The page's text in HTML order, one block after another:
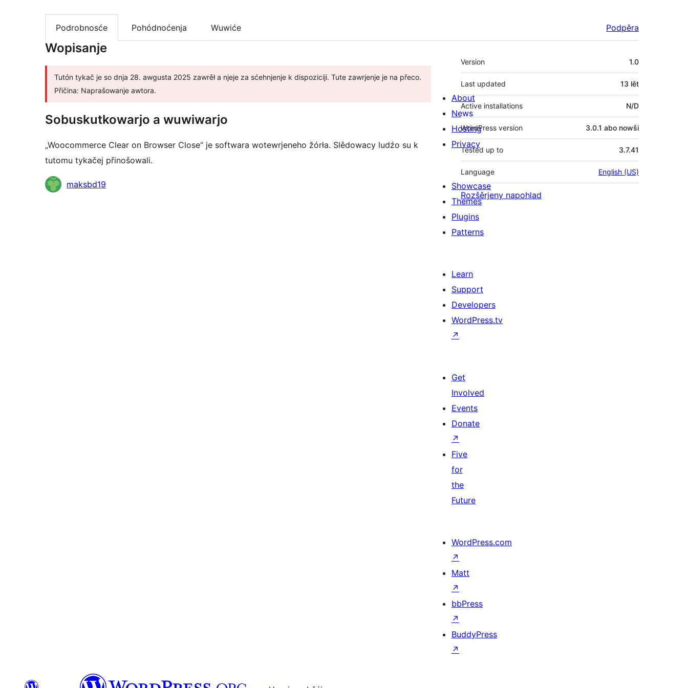
Podrobnosće Pohódnoćenja Wuwiće Podpěra
Wopisanje
Tutón tykač je so dnja 28. awgusta 2025 zawrěł a njeje za sćehnjenje k dispoziciji. Tute zawrjenje je na přeco.
Přičina: Naprašowanje awtora.
Sobuskutkowarjo a wuwiwarjo
„Woocommerce Clear on Browser Close“ je softwara wotewrjeneho žórła. Slědowacy ludźo su k
tutomu tykačej přinošowali.
Sobuskutkowarjo
maksbd19
Meta
Version 1.0
Last updated 13 lět
Active installations N/D
WordPress version 3.0.1 abo nowši
Tested up to 3.7.41
Language English (US)
Rozšěrjeny napohlad
About
News
Hosting
Privacy
Showcase
Themes
Plugins
Patterns
Learn
Support
Developers
WordPress.tv
↗
Get
Involved
Events
Donate
↗
Five
for
the
Future
WordPress.com
↗
Matt
↗
bbPress
↗
BuddyPress
↗